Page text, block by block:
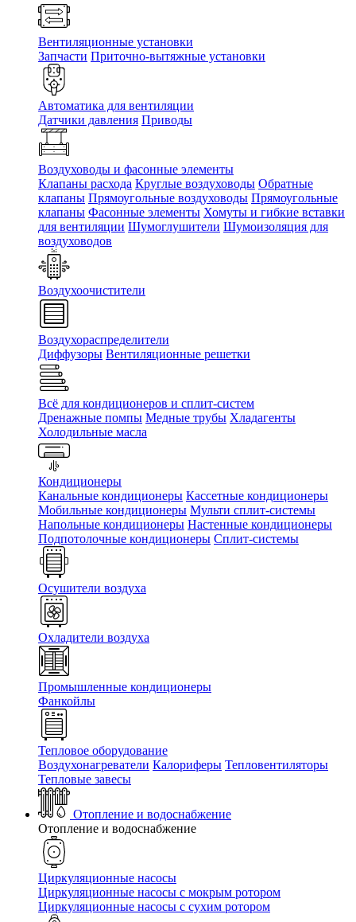
Вентиляционные установки
Запчасти Приточно-вытяжные установки
Автоматика для вентиляции
Датчики давления Приводы
Воздуховоды и фасонные элементы
Клапаны расхода Круглые воздуховоды Обратные
клапаны Прямоугольные воздуховоды Прямоугольные
клапаны Фасонные элементы Хомуты и гибкие вставки
для вентиляции Шумоглушители Шумоизоляция для
воздуховодов
Воздухоочистители
Воздухораспределители
Диффузоры Вентиляционные решетки
Всё для кондиционеров и сплит-систем
Дренажные помпы Медные трубы Хладагенты
Холодильные масла
Кондиционеры
Канальные кондиционеры Кассетные кондиционеры
Мобильные кондиционеры Мульти сплит-системы
Напольные кондиционеры Настенные кондиционеры
Подпотолочные кондиционеры Сплит-системы
Осушители воздуха
Охладители воздуха
Промышленные кондиционеры
Фанкойлы
Тепловое оборудование
Воздухонагреватели Калориферы Тепловентиляторы
Тепловые завесы
Отопление и водоснабжение
Отопление и водоснабжение
Циркуляционные насосы
Циркуляционные насосы с мокрым ротором
Циркуляционные насосы с сухим ротором